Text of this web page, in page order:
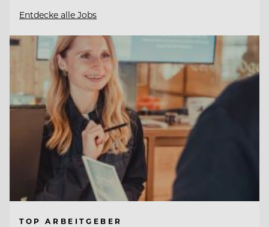
Entdecke alle Jobs
TOP ARBEITGEBER